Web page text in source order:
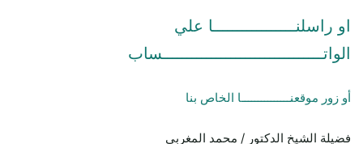
او راسلنـــــــــــــــــا علي
الواتـــــــــــــــــــــــــــــــــساب
أو زور موقعنـــــــــــــــا الخاص بنا
فضيلة الشيخ الدكتور / محمد المغربي